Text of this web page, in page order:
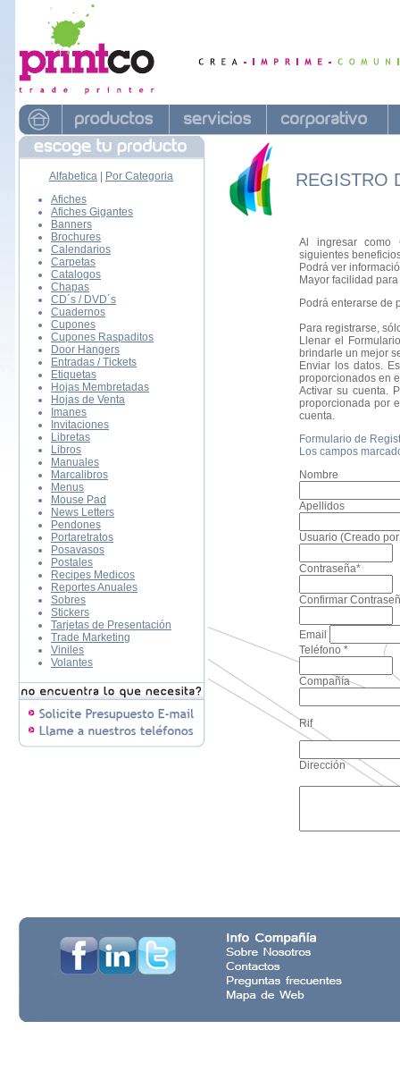
Alfabetica
Por Categoria
Afiches
Afiches Gigantes
Banners
Brochures
Calendarios
Carpetas
Catalogos
Chapas
CD´s / DVD´s
Cuadernos
Cupones
Cupones Raspaditos
Door Hangers
Entradas / Tickets
Etiquetas
Hojas Membretadas
Hojas de Venta
Imanes
Invitaciones
Libretas
Libros
Manuales
Marcalibros
Menus
Mouse Pad
News Letters
Pendones
Portaretratos
Posavasos
Postales
Recipes Medicos
Reportes Anuales
Sobres
Stickers
Tarjetas de Presentación
Trade Marketing
Viniles
Volantes
REGISTRO
Al ingresar como
siguientes
Podrá ver
Mayor facilidad
Podrá enterarse de
Para registrarse,
Llenar el
brindarle un mejor
Enviar los datos.
proporcionados en
Activar su cuenta.
proporcionada por
cuenta.
Formulario de
Los campos
Nombre
Apellidos
Usuario (Creado
Contraseña*
Confirmar
Email
Teléfono *
Compañía
Rif
Dirección